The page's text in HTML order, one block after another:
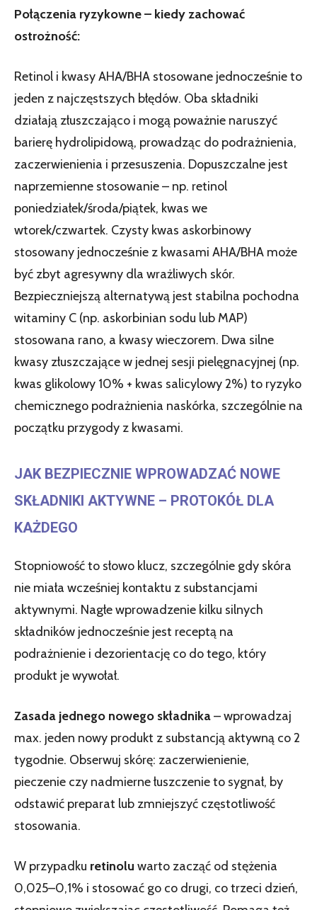
Połączenia ryzykowne – kiedy zachować
ostrożność:
Retinol i kwasy AHA/BHA stosowane jednocześnie to
jeden z najczęstszych błędów. Oba składniki
działają złuszczająco i mogą poważnie naruszyć
barierę hydrolipidową, prowadząc do podrażnienia,
zaczerwienienia i przesuszenia. Dopuszczalne jest
naprzemienne stosowanie – np. retinol
poniedziałek/środa/piątek, kwas we
wtorek/czwartek. Czysty kwas askorbinowy
stosowany jednocześnie z kwasami AHA/BHA może
być zbyt agresywny dla wrażliwych skór.
Bezpieczniejszą alternatywą jest stabilna pochodna
witaminy C (np. askorbinian sodu lub MAP)
stosowana rano, a kwasy wieczorem. Dwa silne
kwasy złuszczające w jednej sesji pielęgnacyjnej (np.
kwas glikolowy 10% + kwas salicylowy 2%) to ryzyko
chemicznego podrażnienia naskórka, szczególnie na
początku przygody z kwasami.
JAK BEZPIECZNIE WPROWADZAĆ NOWE
SKŁADNIKI AKTYWNE – PROTOKÓŁ DLA
KAŻDEGO
Stopniowość to słowo klucz, szczególnie gdy skóra
nie miała wcześniej kontaktu z substancjami
aktywnymi. Nagłe wprowadzenie kilku silnych
składników jednocześnie jest receptą na
podrażnienie i dezorientację co do tego, który
produkt je wywołał.
Zasada jednego nowego składnika– wprowadzaj
max. jeden nowy produkt z substancją aktywną co 2
tygodnie. Obserwuj skórę: zaczerwienienie,
pieczenie czy nadmierne łuszczenie to sygnał, by
odstawić preparat lub zmniejszyć częstotliwość
stosowania.
W przypadku retinolu warto zacząć od stężenia
0,025–0,1% i stosować go co drugi, co trzeci dzień,